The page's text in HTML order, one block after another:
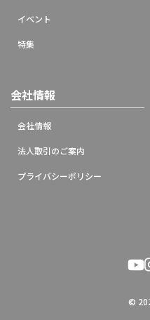
イベント
特集
会社情報
会社情報
法人取引のご案内
プライバシーポリシー
©